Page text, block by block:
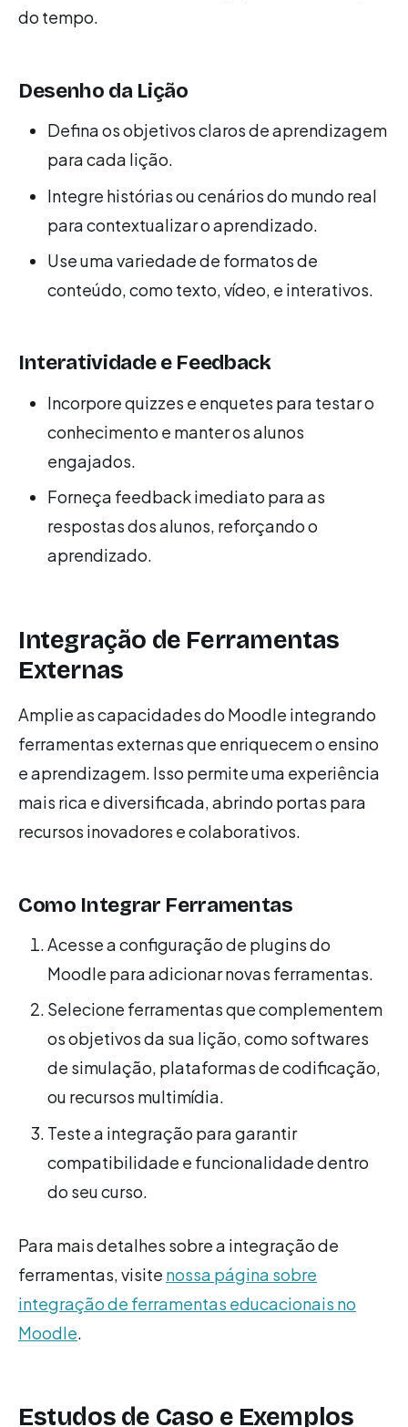
do tempo.
Desenho da Lição
Defina os objetivos claros de aprendizagem
para cada lição.
Integre histórias ou cenários do mundo real
para contextualizar o aprendizado.
Use uma variedade de formatos de
conteúdo, como texto, vídeo, e interativos.
Interatividade e Feedback
Incorpore quizzes e enquetes para testar o
conhecimento e manter os alunos
engajados.
Forneça feedback imediato para as
respostas dos alunos, reforçando o
aprendizado.
Integração de Ferramentas
Externas
Amplie as capacidades do Moodle integrando
ferramentas externas que enriquecem o ensino
e aprendizagem. Isso permite uma experiência
mais rica e diversificada, abrindo portas para
recursos inovadores e colaborativos.
Como Integrar Ferramentas
Acesse a configuração de plugins do
Moodle para adicionar novas ferramentas.
Selecione ferramentas que complementem
os objetivos da sua lição, como softwares
de simulação, plataformas de codificação,
ou recursos multimídia.
Teste a integração para garantir
compatibilidade e funcionalidade dentro
do seu curso.
Para mais detalhes sobre a integração de
ferramentas, visite nossa página sobre
integração de ferramentas educacionais no
Moodle.
Estudos de Caso e Exemplos